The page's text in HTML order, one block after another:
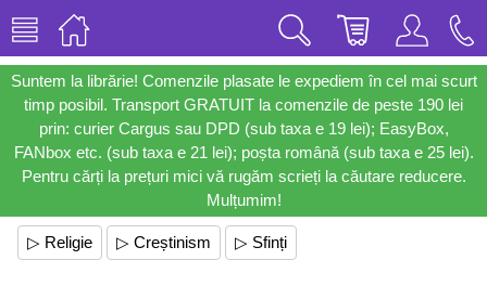
Suntem la librărie! Comenzile plasate le expediem în cel mai scurt
timp posibil. Transport GRATUIT la comenzile de peste 190 lei
prin: curier Cargus sau DPD (sub taxa e 19 lei); EasyBox,
FANbox etc. (sub taxa e 21 lei); poșta română (sub taxa e 25 lei).
Pentru cărți la prețuri mici vă rugăm scrieți la căutare reducere.
Mulțumim!
▷ Religie ▷ Creștinism ▷ Sfinți